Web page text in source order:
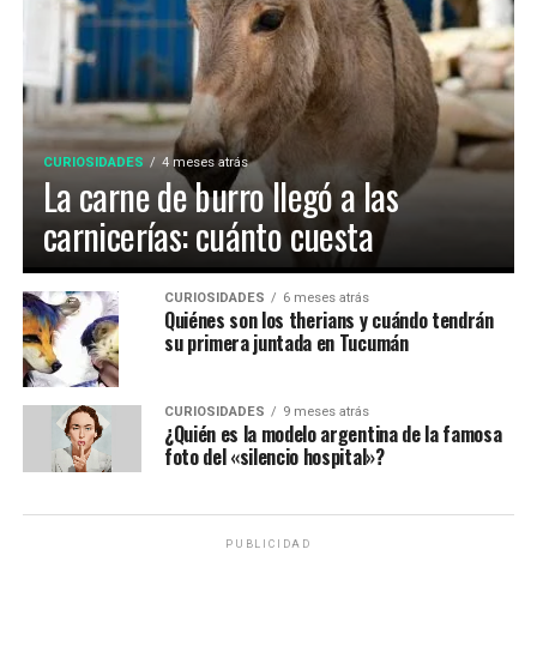
CURIOSIDADES 4 meses atrás
La carne de burro llegó a las
carnicerías: cuánto cuesta
CURIOSIDADES 6 meses atrás
Quiénes son los therians y cuándo tendrán
su primera juntada en Tucumán
CURIOSIDADES 9 meses atrás
¿Quién es la modelo argentina de la famosa
foto del «silencio hospital»?
PUBLICIDAD